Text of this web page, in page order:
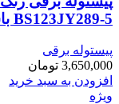
BS123JY289-5 باس BOOS
پیستوله برقی
3,650,000 تومان
افزودن به سبد خرید
ویژه